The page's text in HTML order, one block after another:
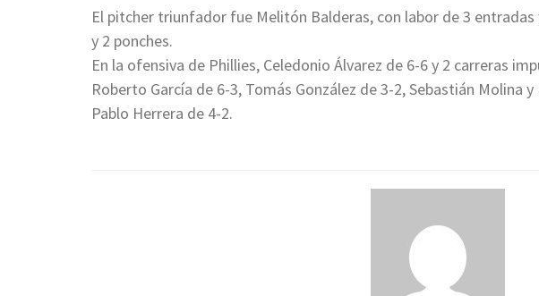
El pitcher triunfador fue Melitón Balderas, con labor de 3
y 2 ponches.
En la ofensiva de Phillies, Celedonio Álvarez de 6-6 y 2 carreras
Roberto García de 6-3, Tomás González de 3-2, Sebastián Molina
Pablo Herrera de 4-2.